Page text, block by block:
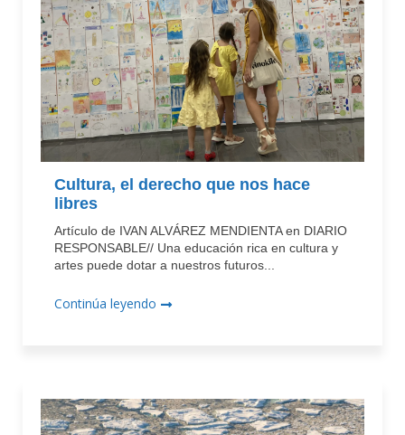
Cultura, el derecho que nos hace
libres
Artículo de IVAN ALVÁREZ MENDIENTA en DIARIO
RESPONSABLE// Una educación rica en cultura y
artes puede dotar a nuestros futuros...
Continúa leyendo